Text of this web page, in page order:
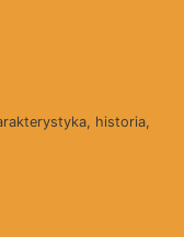
historia,